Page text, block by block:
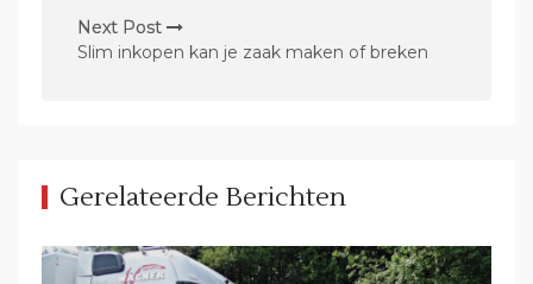
t
n
g
t
Next Post
Slim inkopen kan je zaak maken of breken
Gerelateerde Berichten